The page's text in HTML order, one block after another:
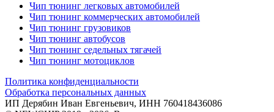
Чип тюнинг легковых автомобилей
Чип тюнинг коммерческих автомобилей
Чип тюнинг грузовиков
Чип тюнинг автобусов
Чип тюнинг седельных тягачей
Чип тюнинг мотоциклов
Политика конфиденциальности
Обработка персональных данных
ИП Дерябин Иван Евгеньевич, ИНН 760418436086